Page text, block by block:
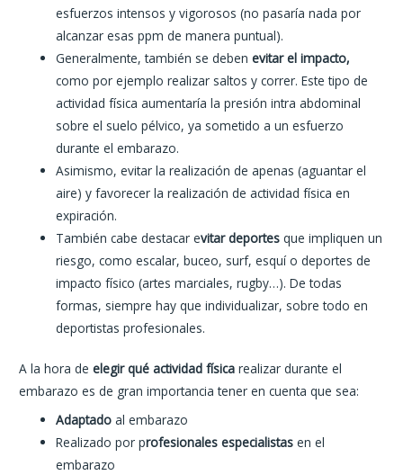
esfuerzos intensos y vigorosos (no pasaría nada por
alcanzar esas ppm de manera puntual).
Generalmente, también se debenevitar el impacto,
como por ejemplo realizar saltos y correr. Este tipo de
actividad física aumentaría la presión intra abdominal
sobre el suelo pélvico, ya sometido a un esfuerzo
durante el embarazo.
Asimismo, evitar la realización de apenas (aguantar el
aire) y favorecer la realización de actividad física en
expiración.
También cabe destacar evitar deportes que impliquen un
riesgo, como escalar, buceo, surf, esquí o deportes de
impacto físico (artes marciales, rugby…). De todas
formas, siempre hay que individualizar, sobre todo en
deportistas profesionales.
A la hora deelegir qué actividad física realizar durante el
embarazo es de gran importancia tener en cuenta que sea:
Adaptadoal embarazo
Realizado por profesionales especialistasen el
embarazo